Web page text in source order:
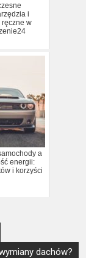
i
w
a
energii:
i korzyści
dachów?